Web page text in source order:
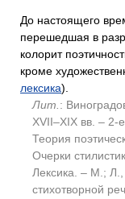
До настоящего
перешедшая в
колорит
кроме
лексика).
Лит. :
XVII–XIX вв. –
Теория
Очерки
Лексика. – М.;
стихотворной